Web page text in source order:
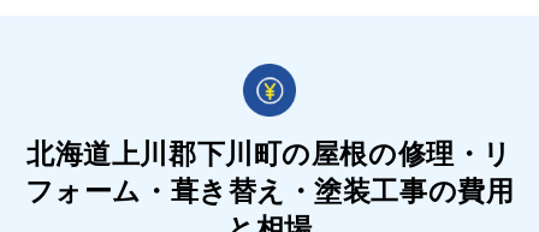
北海道上川郡下川町の屋根の修理・リ
フォーム・葺き替え・塗装工事の費用